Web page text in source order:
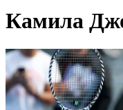
Камила